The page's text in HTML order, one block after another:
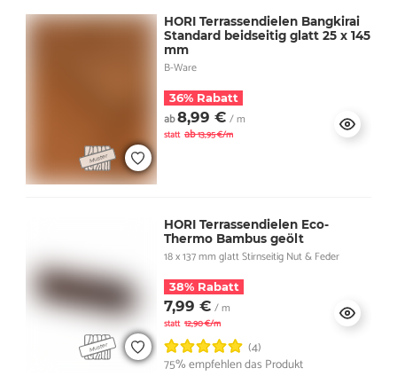
HORI Terrassendielen Bangkirai
Standard beidseitig glatt 25 x 145
mm
B-Ware
36% Rabatt
ab8,99 € / m
statt ab13,95 €/m
HORI Terrassendielen Eco-
Thermo Bambus geölt
18 x 137 mm glatt Stirnseitig Nut & Feder
38% Rabatt
7,99 € / m
statt 12,90 €/m
(4)
75% empfehlen das Produkt